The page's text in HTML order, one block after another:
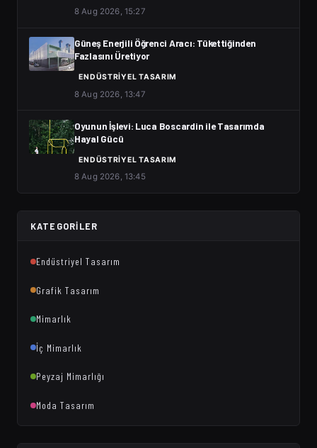
8 Aug 2026, 15:27
Güneş Enerjili Öğrenci Aracı: Tükettiğinden
Fazlasını Üretiyor
ENDÜSTRIYEL TASARIM
8 Aug 2026, 13:47
Oyunun İşlevi: Luca Boscardin ile Tasarımda
Hayal Gücü
ENDÜSTRIYEL TASARIM
8 Aug 2026, 13:45
KATEGORILER
Endüstriyel Tasarım
Grafik Tasarım
Mimarlık
İç Mimarlık
Peyzaj Mimarlığı
Moda Tasarım